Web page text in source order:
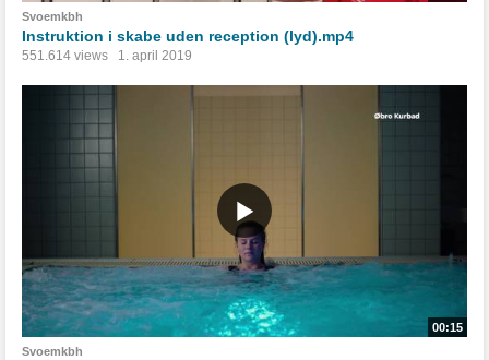
Svoemkbh
Instruktion i skabe uden reception (lyd).mp4
551.614 views 1. april 2019
00:15
Svoemkbh